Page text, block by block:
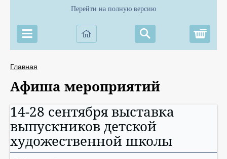
Перейти на полную версию
Главная
Афиша мероприятий
14-28 сентября выставка
выпускников детской
художественной школы